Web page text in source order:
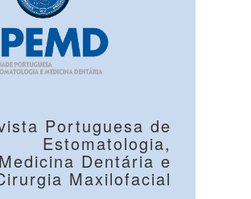
Portuguesa de
Estomatologia,
Medicina Dentária e
Maxilofacial